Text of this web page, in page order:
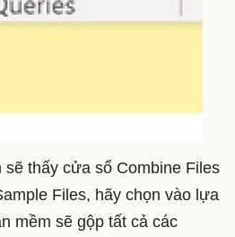
sẽ thấy cửa sổ Combine Files
Files, hãy chọn vào lựa
mềm sẽ gộp tất cả các